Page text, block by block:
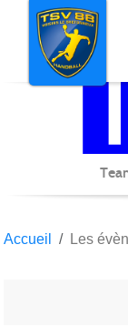
Accueil Les
Panneau de